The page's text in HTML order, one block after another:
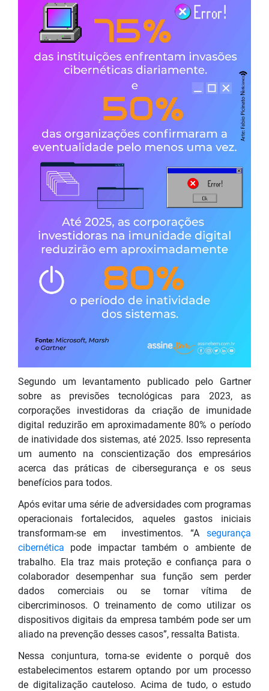
Segundo um levantamento publicado pelo Gartner
sobre as previsões tecnológicas para 2023, as
corporações investidoras da criação de imunidade
digital reduzirão em aproximadamente 80% o período
de inatividade dos sistemas, até 2025. Isso representa
um aumento na conscientização dos empresários
acerca das práticas de cibersegurança e os seus
benefícios para todos.
Após evitar uma série de adversidades com programas
operacionais fortalecidos, aqueles gastos iniciais
transformam-se em investimentos. “Asegurança
cibernética pode impactar também o ambiente de
trabalho. Ela traz mais proteção e confiança para o
colaborador desempenhar sua função sem perder
dados comerciais ou se tornar vítima de
cibercriminosos. O treinamento de como utilizar os
dispositivos digitais da empresa também pode ser um
aliado na prevenção desses casos”, ressalta Batista.
Nessa conjuntura, torna-se evidente o porquê dos
estabelecimentos estarem optando por um processo
de digitalização cauteloso. Acima de tudo, o estudo